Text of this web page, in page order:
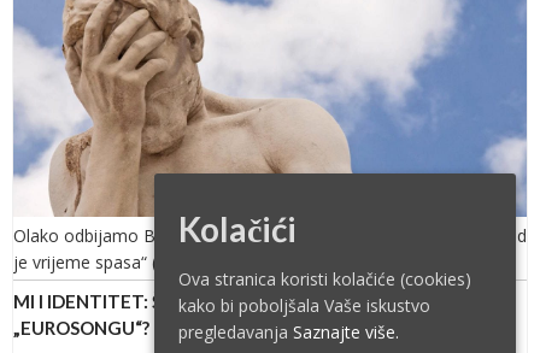
Olako odbijamo Božji poziv: „Evo sad je vrijeme milosno, evo sad
je vrijeme spasa“ (2 Kor 6,2). Ujedno zaboravljamo i […]
MI I IDENTITET: ŠTO JE HRVATSKO I EUROPSKO NA
„EUROSONGU“? NIŠTA!
Kolačići
Ova stranica koristi kolačiće (cookies)
kako bi poboljšala Vaše iskustvo
pregledavanja Saznajte više.